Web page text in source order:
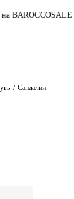
SALE на BAROCCO
Сандалии